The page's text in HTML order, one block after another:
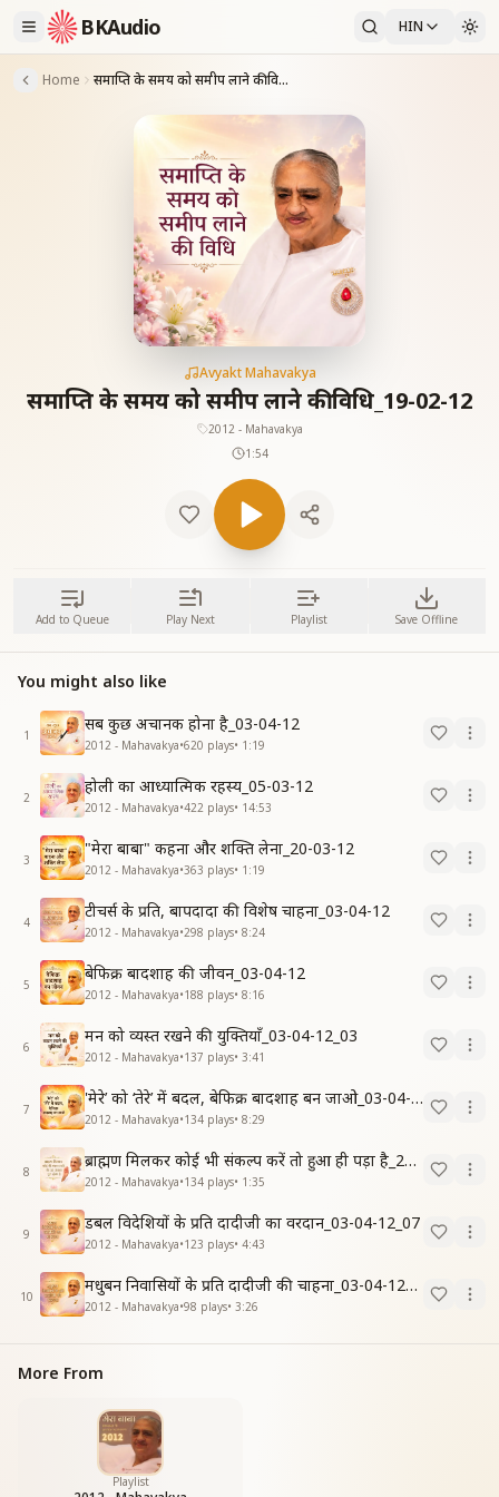
BKAudio HIN
Home समाप्ति के समय को समीप लाने की विधि_19-02-12
Avyakt Mahavakya
समाप्ति के समय को समीप लाने की विधि_19-02-12
2012 - Mahavakya
1:54
Add to Queue Play Next Playlist Save Offline
You might also like
1
सब कुछ अचानक होना है_03-04-12
2012 - Mahavakya•620 plays• 1:19
2
होली का आध्यात्मिक रहस्य_05-03-12
2012 - Mahavakya•422 plays• 14:53
3
"मेरा बाबा" कहना और शक्ति लेना_20-03-12
2012 - Mahavakya•363 plays• 1:19
4
टीचर्स के प्रति, बापदादा की विशेष चाहना_03-04-12
2012 - Mahavakya•298 plays• 8:24
5
बेफिक्र बादशाह की जीवन_03-04-12
2012 - Mahavakya•188 plays• 8:16
6
मन को व्यस्त रखने की युक्तियाँ_03-04-12_03
2012 - Mahavakya•137 plays• 3:41
7
'मेरे’ को ‘तेरे’ में बदल, बेफिक्र बादशाह बन जाओ_03-04-12
2012 - Mahavakya•134 plays• 8:29
8
ब्राह्मण मिलकर कोई भी संकल्प करें तो हुआ ही पड़ा है_20-03-12
2012 - Mahavakya•134 plays• 1:35
9
डबल विदेशियों के प्रति दादीजी का वरदान_03-04-12_07
2012 - Mahavakya•123 plays• 4:43
10
मधुबन निवासियों के प्रति दादीजी की चाहना_03-04-12_06
2012 - Mahavakya•98 plays• 3:26
More From
Playlist